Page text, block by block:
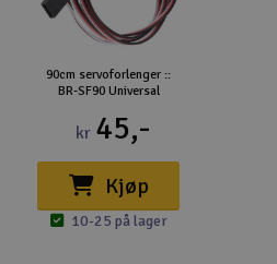
90cm servoforlenger ::
BR-SF90 Universal
kr 45,-
Kjøp
10-25 på lager